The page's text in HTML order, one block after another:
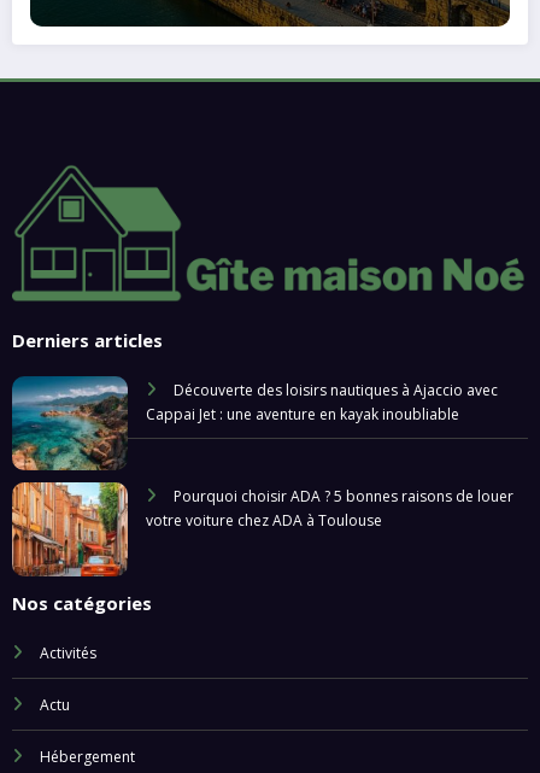
Derniers articles
Découverte des loisirs nautiques à Ajaccio avec
Cappai Jet : une aventure en kayak inoubliable
Pourquoi choisir ADA ? 5 bonnes raisons de louer
votre voiture chez ADA à Toulouse
Nos catégories
Activités
Actu
Hébergement